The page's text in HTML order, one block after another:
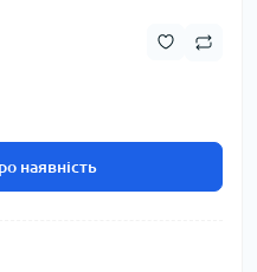
наявність